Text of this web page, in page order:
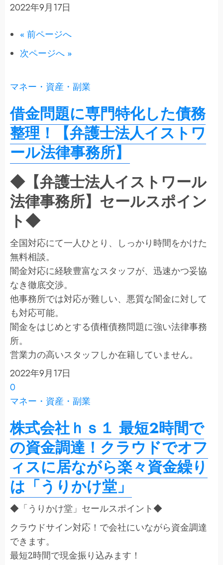
2022年9月17日
« 前ページへ
次ページへ »
マネー・資産・副業
借金問題に専門特化した債務
整理！【弁護士法人イストワ
ール法律事務所】
◆【弁護士法人イストワール
法律事務所】セールスポイン
ト◆
全国対応にて一人ひとり、しっかり時間をかけた
無料相談。
闇金対応に経験豊富なスタッフが、迅速かつ妥協
なき徹底交渉。
他事務所では対応が難しい、悪質な闇金に対して
も対応可能。
闇金をはじめとする債権債務問題に強い法律事務
所。
営業力の高いスタッフしか在籍していません。
2022年9月17日
0
マネー・資産・副業
株式会社ｈｓ１ 最短2時間で
の資金調達！クラウドでオフ
ィスに居ながら楽々資金繰り
は「うりかけ堂」
◆「うりかけ堂」セールスポイント◆
クラウドサイン対応！で会社にいながら資金調達
できます。
最短2時間で現金振り込みます！